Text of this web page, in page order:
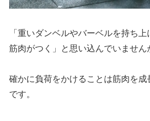
「重いダンベルやバーベルを持ち上
筋肉がつく」と思い込んでいません
確かに負荷をかけることは筋肉を
です。